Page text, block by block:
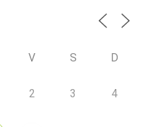
V S D
2 3 4